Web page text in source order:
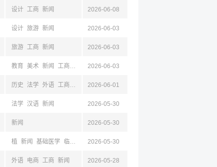
设计 工商 新闻 2026-06-08
设计 旅游 新闻 2026-06-03
旅游 工商 新闻 2026-06-03
教育 美术 新闻 工商 设计 2026-06-03
历史 法学 外语 工商 教育 新闻
2026-06-01
法学 汉语 新闻 2026-05-30
新闻 2026-05-30
植 新闻 基础医学 临床医学 口腔医学 中医学
2026-05-30
外语 电商 工商 新闻 2026-05-28